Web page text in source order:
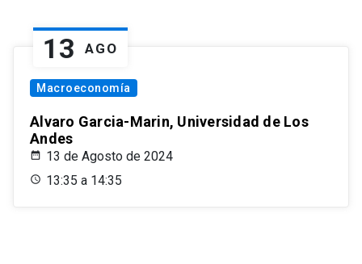
13 AGO
Macroeconomía
Alvaro Garcia-Marin, Universidad de Los
Andes
13 de Agosto de 2024
13:35 a 14:35